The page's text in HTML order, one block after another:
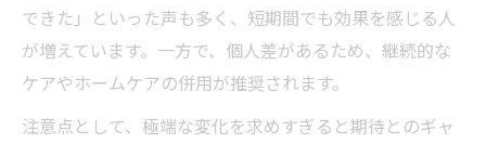
できた」といった声も多く、短期間でも効果を感じる人
が増えています。一方で、個人差があるため、継続的な
ケアやホームケアの併用が推奨されます。
注意点として、極端な変化を求めすぎると期待とのギャ